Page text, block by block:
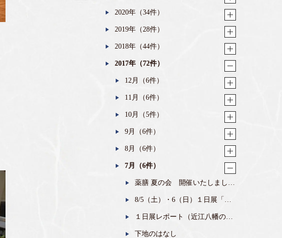
2020年（34件）
2019年（28件）
2018年（44件）
2017年（72件）
12月（6件）
11月（6件）
10月（5件）
9月（6件）
8月（6件）
7月（6件）
薬膳 夏の会 開催いたしまし
8/5（土）・6（日）１日展「大
房の家」を開催いたします！
１日展レポート（近江八幡の家
２より）
下地のはなし